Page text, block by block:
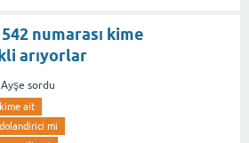
numarası kime
arıyorlar
Ayşe sordu
ait
mi